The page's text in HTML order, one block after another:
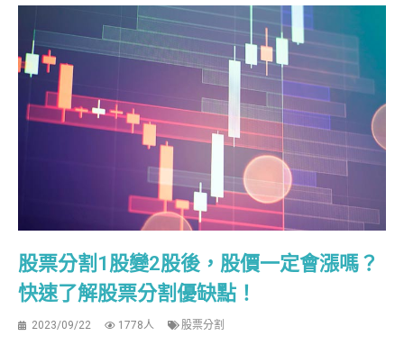
股票分割1股變2股後，股價一定會漲嗎？
快速了解股票分割優缺點！
2023/09/22 1778人 股票分割